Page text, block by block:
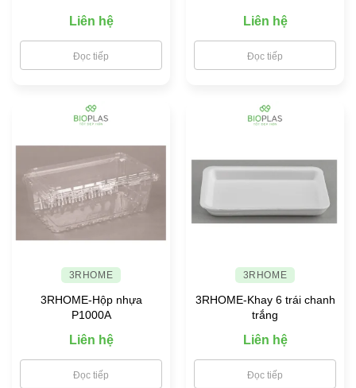
Liên hệ
Đọc tiếp
Liên hệ
Đọc tiếp
3RHOME
3RHOME-Hộp nhựa
P1000A
Liên hệ
Đọc tiếp
3RHOME
3RHOME-Khay 6 trái chanh
trắng
Liên hệ
Đọc tiếp